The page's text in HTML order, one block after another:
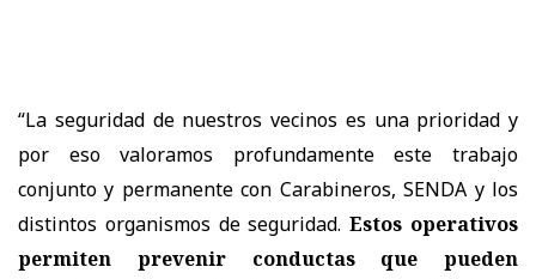
“La seguridad de nuestros vecinos es una prioridad y
por eso valoramos profundamente este trabajo
conjunto y permanente con Carabineros, SENDA y los
distintos organismos de seguridad.Estos operativos
permiten prevenir conductas que pueden